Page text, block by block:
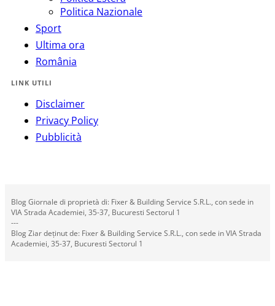
Politica Nazionale
Sport
Ultima ora
România
LINK UTILI
Disclaimer
Privacy Policy
Pubblicità
Blog Giornale di proprietà di: Fixer & Building Service S.R.L., con sede in
VIA Strada Academiei, 35-37, Bucuresti Sectorul 1
---
Blog Ziar deținut de: Fixer & Building Service S.R.L., con sede in VIA Strada
Academiei, 35-37, Bucuresti Sectorul 1